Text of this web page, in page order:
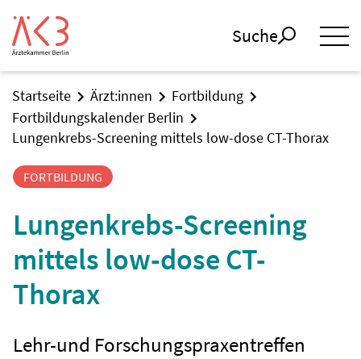
Suche
Startseite Ärzt:innen
Fortbildung
Fortbildungskalender Berlin
Lungenkrebs-Screening mittels low-dose CT-Thorax
FORTBILDUNG
Lungenkrebs-Screening
mittels low-dose CT-
Thorax
Lehr-und Forschungspraxentreffen